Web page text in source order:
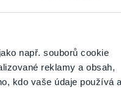
např. souborů cookie
reklamy a obsah,
kdo vaše údaje používá a
EÚ 2022/2065
, iba výrobky alebo
informácie a kontakty